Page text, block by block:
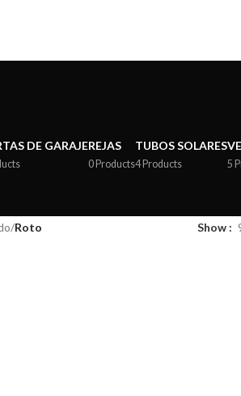
DE GARAJEREJAS
0 Products
TUBOS SOLARES
4 Products 5
/Roto Show